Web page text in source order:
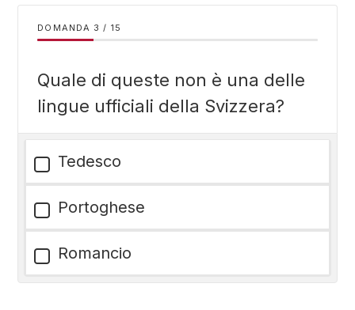
DOMANDA / 15
Quale di queste non è una delle
lingue ufficiali della Svizzera?
Tedesco
Portoghese
Romancio